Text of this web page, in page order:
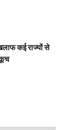
कई राज्यों से
कूच